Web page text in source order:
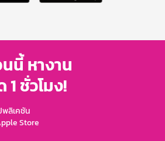
นี้ หางาน
1 ชั่วโมง!
ลิเคชัน
Store